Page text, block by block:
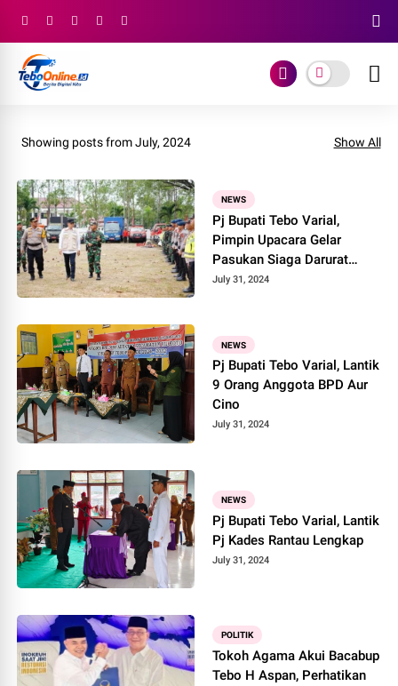
Showing posts from July, 2024 Show All
NEWS
Pj Bupati Tebo Varial,
Pimpin Upacara Gelar
Pasukan Siaga Darurat
Karhutla
July 31, 2024
NEWS
Pj Bupati Tebo Varial, Lantik
9 Orang Anggota BPD Aur
Cino
July 31, 2024
NEWS
Pj Bupati Tebo Varial, Lantik
Pj Kades Rantau Lengkap
July 31, 2024
POLITIK
Tokoh Agama Akui Bacabup
Tebo H Aspan, Perhatikan